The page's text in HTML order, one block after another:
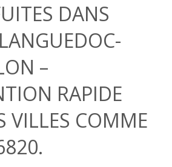
DANS
–
RAPIDE
VILLES COMME